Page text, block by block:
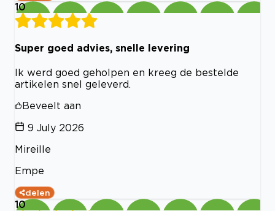
10
Super goed advies, snelle levering
Ik werd goed geholpen en kreeg de bestelde
artikelen snel geleverd.
Beveelt aan
9 July 2026
Mireille
Empe
delen
10